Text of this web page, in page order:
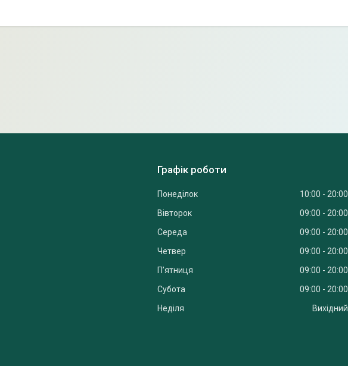
Графік роботи
Понеділок 10:00
20:00
Вівторок
09:00
20:00
Середа
09:00
20:00
Четвер
09:00
20:00
Пʼятниця
09:00
20:00
Субота
09:00
20:00
Неділя
Вихідний